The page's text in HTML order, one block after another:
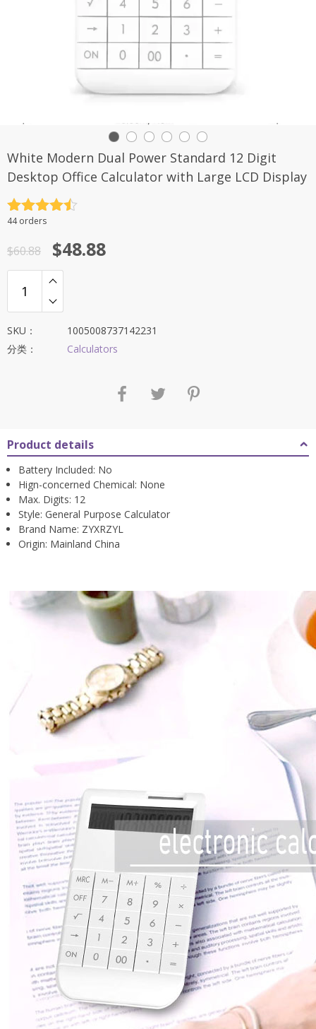
White Modern Dual Power Standard 12 Digit
Desktop Office Calculator with Large LCD Display
评分4.5
44 orders
$60.88
原
价
为：
$60.88。
$48.88
当
前
价
格
为：
$48.88。
SKU：
1005008737142231
分类：
Calculators
Product details
Battery Included: No
Hign-concerned Chemical: None
Max. Digits: 12
Style: General Purpose Calculator
Brand Name: ZYXRZYL
Origin: Mainland China